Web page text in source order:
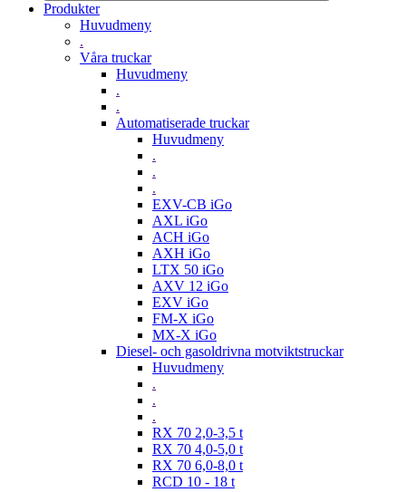
Produkter
Huvudmeny
.
Våra truckar
Huvudmeny
.
.
Automatiserade truckar
Huvudmeny
.
.
.
EXV-CB iGo
AXL iGo
ACH iGo
AXH iGo
LTX 50 iGo
AXV 12 iGo
EXV iGo
FM-X iGo
MX-X iGo
Diesel- och gasoldrivna motviktstruckar
Huvudmeny
.
.
.
RX 70 2,0-3,5 t
RX 70 4,0-5,0 t
RX 70 6,0-8,0 t
RCD 10 - 18 t